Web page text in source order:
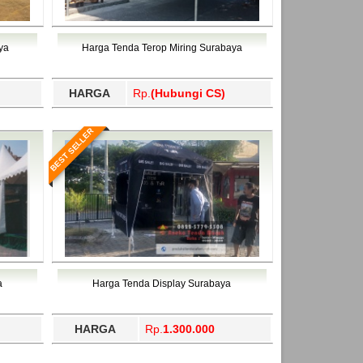
Trenggalek, Tual, Tuban, Tulang
Yalimo, Yogyakarta.
Temanggung, Ternate, Tidore Kepulauan,
Trenggalek, Tual, Tuban, Tulang
Yalimo, Yogyakarta.
Harga Tenda Terop Miring Surabaya
HARGA Rp. (Hubungi CS)
BEST SELLER
Harga Tenda Display Surabaya
HARGA Rp. 1.300.000